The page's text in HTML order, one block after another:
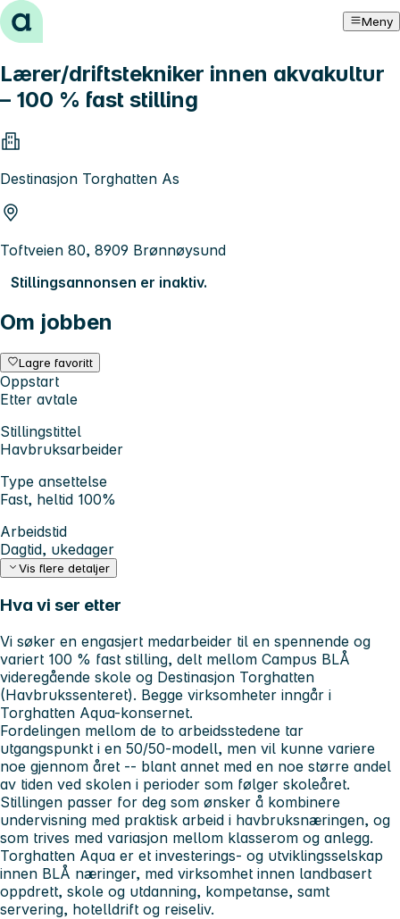
Hopp til innhold Meny
Lærer/driftstekniker innen akvakultur
– 100 % fast stilling
Destinasjon Torghatten As
Toftveien 80, 8909 Brønnøysund
Stillingsannonsen er inaktiv.
Om jobben
Lagre favoritt
Oppstart
Etter avtale
Stillingstittel
Havbruksarbeider
Type ansettelse
Fast, heltid 100%
Arbeidstid
Dagtid, ukedager
Vis flere detaljer
Hva vi ser etter
Vi søker en engasjert medarbeider til en spennende og
variert 100 % fast stilling, delt mellom Campus BLÅ
videregående skole og Destinasjon Torghatten
(Havbrukssenteret). Begge virksomheter inngår i
Torghatten Aqua-konsernet.
Fordelingen mellom de to arbeidsstedene tar
utgangspunkt i en 50/50-modell, men vil kunne variere
noe gjennom året -- blant annet med en noe større andel
av tiden ved skolen i perioder som følger skoleåret.
Stillingen passer for deg som ønsker å kombinere
undervisning med praktisk arbeid i havbruksnæringen, og
som trives med variasjon mellom klasserom og anlegg.
Torghatten Aqua er et investerings- og utviklingsselskap
innen BLÅ næringer, med virksomhet innen landbasert
oppdrett, skole og utdanning, kompetanse, samt
servering, hotelldrift og reiseliv.